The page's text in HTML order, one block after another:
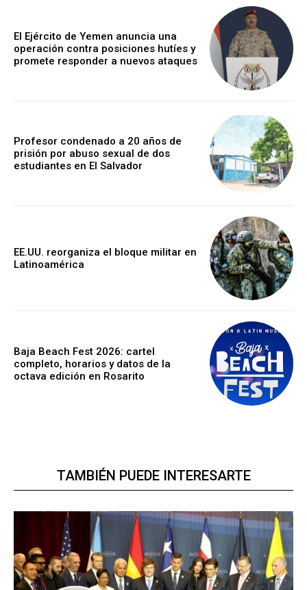
El Ejército de Yemen anuncia una
operación contra posiciones hutíes y
promete responder a nuevos ataques
Profesor condenado a 20 años de
prisión por abuso sexual de dos
estudiantes en El Salvador
EE.UU. reorganiza el bloque militar en
Latinoamérica
Baja Beach Fest 2026: cartel
completo, horarios y datos de la
octava edición en Rosarito
TAMBIÉN PUEDE INTERESARTE